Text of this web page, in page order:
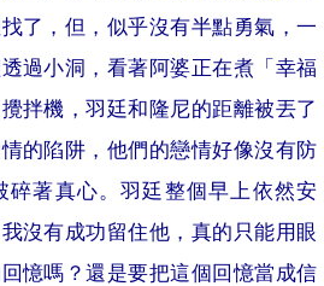
了，但，似乎沒有半點勇氣，一
過小洞，看著阿婆正在煮「幸福
拌機，羽廷和隆尼的距離被丟了
的陷阱，他們的戀情好像沒有防
碎著真心。羽廷整個早上依然安
沒有成功留住他，真的只能用眼
憶嗎？還是要把這個回憶當成信